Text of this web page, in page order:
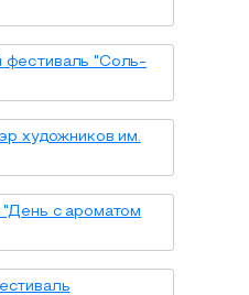
фестиваль "Соль-
художников им.
с ароматом